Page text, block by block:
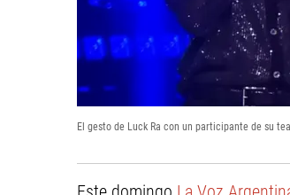
El gesto de Luck Ra con un participante de su